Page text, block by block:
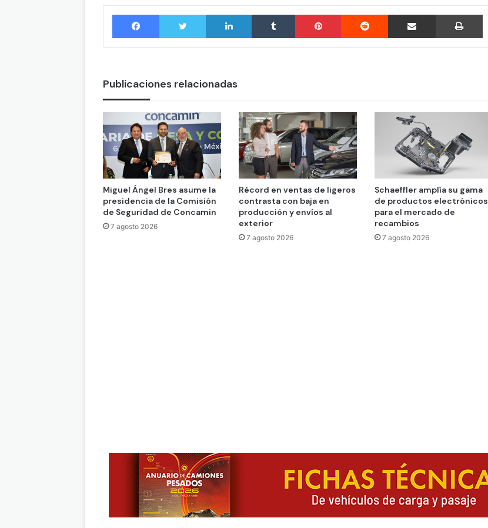
Facebook Twitter LinkedIn Tumblr Pinterest Reddit Compartir por correo electrónico
Publicaciones relacionadas
Miguel Ángel Bres asume la
presidencia de la Comisión
de Seguridad de Concamin
7 agosto 2026
Récord en ventas de ligeros
contrasta con baja en
producción y envíos al
exterior
7 agosto 2026
Schaeffler amplía su gama
de productos electrónicos
para el mercado de
recambios
7 agosto 2026